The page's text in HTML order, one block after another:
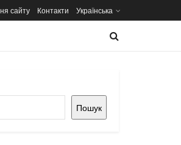
сайту Контакти Українська
Пошук